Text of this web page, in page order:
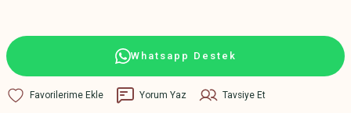
Whatsapp Destek
Yorum Yaz Tavsiye Et